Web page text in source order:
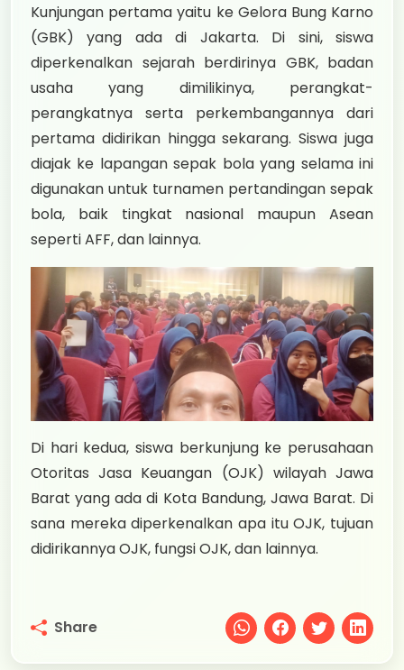
Kunjungan pertama yaitu ke Gelora Bung Karno
(GBK) yang ada di Jakarta. Di sini, siswa
diperkenalkan sejarah berdirinya GBK, badan
usaha yang dimilikinya, perangkat-
perangkatnya serta perkembangannya dari
pertama didirikan hingga sekarang. Siswa juga
diajak ke lapangan sepak bola yang selama ini
digunakan untuk turnamen pertandingan sepak
bola, baik tingkat nasional maupun Asean
seperti AFF, dan lainnya.
Di hari kedua, siswa berkunjung ke perusahaan
Otoritas Jasa Keuangan (OJK) wilayah Jawa
Barat yang ada di Kota Bandung, Jawa Barat. Di
sana mereka diperkenalkan apa itu OJK, tujuan
didirikannya OJK, fungsi OJK, dan lainnya.
Share